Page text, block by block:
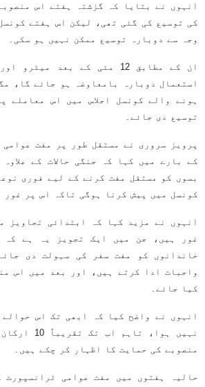
انہوں نے بتایا کہ گزشتہ ہفتے اس
کی توسیع کی گئی تھی، لیکن اس ہفتے
وجہ سے دوبارہ توسیع ممکن نہیں ہو سکی۔
ان کے مطابق 12 مئی کے بعد
استعمال دوبارہ بامعاوضہ ہو جائے گا،
ہونے والے کونسل اجلاس میں اس معاملے
توسیع دی جائے۔
پرویز سروری نے مستقل طور پر مفت
کے بارے میں کہا کہ جنگی حالات کے
بسوں کو مستقل مفت کرنے کے لیے فوری
کونسل میں پیش کرنا ہوگی تاکہ اس پر غور
انہوں نے مزید کہا کہ ابتدائی تجاویز
غور ہیں، جن میں ایک تجویز یہ ہے کہ
خاندانوں کو مفت سفر کی سہولت دی
واجبات ادا کرتے ہیں، اور بعد میں اس
کیا جائے۔
انہوں نے واضح کیا کہ ابھی تک اس حوالے
نہیں ہوا،
منصوبے کی حمایت کا اظہار کر چکے ہیں۔
حالیہ ہفتوں میں مفت عوامی ٹرانسپورٹ